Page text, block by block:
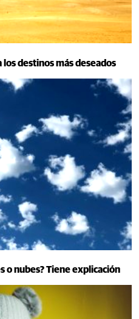
destinos más deseados
o nubes? Tiene explicación